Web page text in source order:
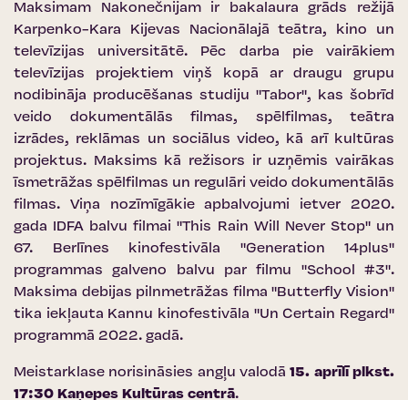
Maksimam Nakonečnijam ir bakalaura grāds režijā
Karpenko-Kara Kijevas Nacionālajā teātra, kino un
televīzijas universitātē. Pēc darba pie vairākiem
televīzijas projektiem viņš kopā ar draugu grupu
nodibināja producēšanas studiju "Tabor", kas šobrīd
veido dokumentālās filmas, spēlfilmas, teātra
izrādes, reklāmas un sociālus video, kā arī kultūras
projektus. Maksims kā režisors ir uzņēmis vairākas
īsmetrāžas spēlfilmas un regulāri veido dokumentālās
filmas. Viņa nozīmīgākie apbalvojumi ietver 2020.
gada IDFA balvu filmai "This Rain Will Never Stop" un
67. Berlīnes kinofestivāla "Generation 14plus"
programmas galveno balvu par filmu "School #3".
Maksima debijas pilnmetrāžas filma "Butterfly Vision"
tika iekļauta Kannu kinofestivāla "Un Certain Regard"
programmā 2022. gadā.
Meistarklase norisināsies angļu valodā15. aprīlī plkst.
17:30 Kaņepes Kultūras centrā.